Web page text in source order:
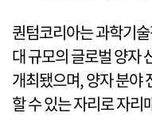
퀀텀코리아는 과학기
대 규모의 글로벌 양자
개최됐으며, 양자 분야
할 수 있는 자리로 자리